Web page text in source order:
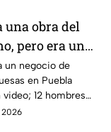
una obra del
pero era un
Así
negocio de
en
un negocio de
en Puebla
12 hombres
ser
2026